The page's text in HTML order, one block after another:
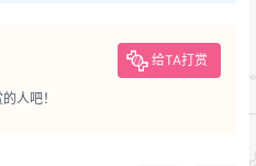
给TA打赏
人吧！